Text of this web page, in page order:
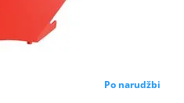
Po narudžbi